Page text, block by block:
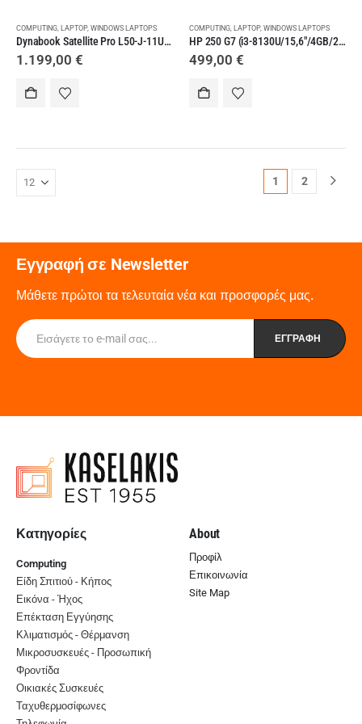
COMPUTING LAPTOP, WINDOWS LAPTOPS
Dynabook Satellite Pro L50-J-11U (i7-1165G7/ 16 GB/ 512G SSD/ W10) Laptop
1.199,00 €
COMPUTING LAPTOP, WINDOWS LAPTOPS
HP 250 G7 (i3-8130U/15,6″/4GB/256GB/FHD/W10)
499,00 €
1 2
Εγγραφή σε Newsletter
Μάθετε πρώτοι τα τελευταία νέα και προσφορές μας.
Κατηγορίες
Computing
Είδη Σπιτιού - Κήπος
Εικόνα - Ήχος
Επέκταση Εγγύησης
Κλιματισμός - Θέρμανση
Μικροσυσκευές - Προσωπική
Φροντίδα
Οικιακές Συσκευές
Ταχυθερμοσίφωνες
About
Προφίλ
Επικοινωνία
Site Map